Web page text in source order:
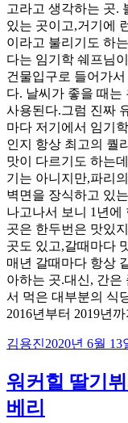
고라고 생각하는 곳.
있는 곳이고,거기에
이라고 불리기도 하
다는 임기학 쉐프님
건물입구로 들어가
다. 날씨가 좋을 때는
사용된다.그럼 진짜
마다 저기에서 임기
인지 항상 최고의 퀄
맛이 다르기도 하는
기는 아니지만,파리
벽면을 장식하고 있
나고나서 보니 1년에
곳은 한두번은 맛있
곳도 있고,갈때마다
매년 갈때마다 항상
아하는 곳.대신, 간은
서 먹은 대부분의 식
2016년부터 2019년
글
이
김용진작
일
자
2020년 6월 13
워커힐 딸기
베리